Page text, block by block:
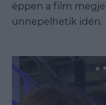
éppen a film
ünnepelhetik idén.